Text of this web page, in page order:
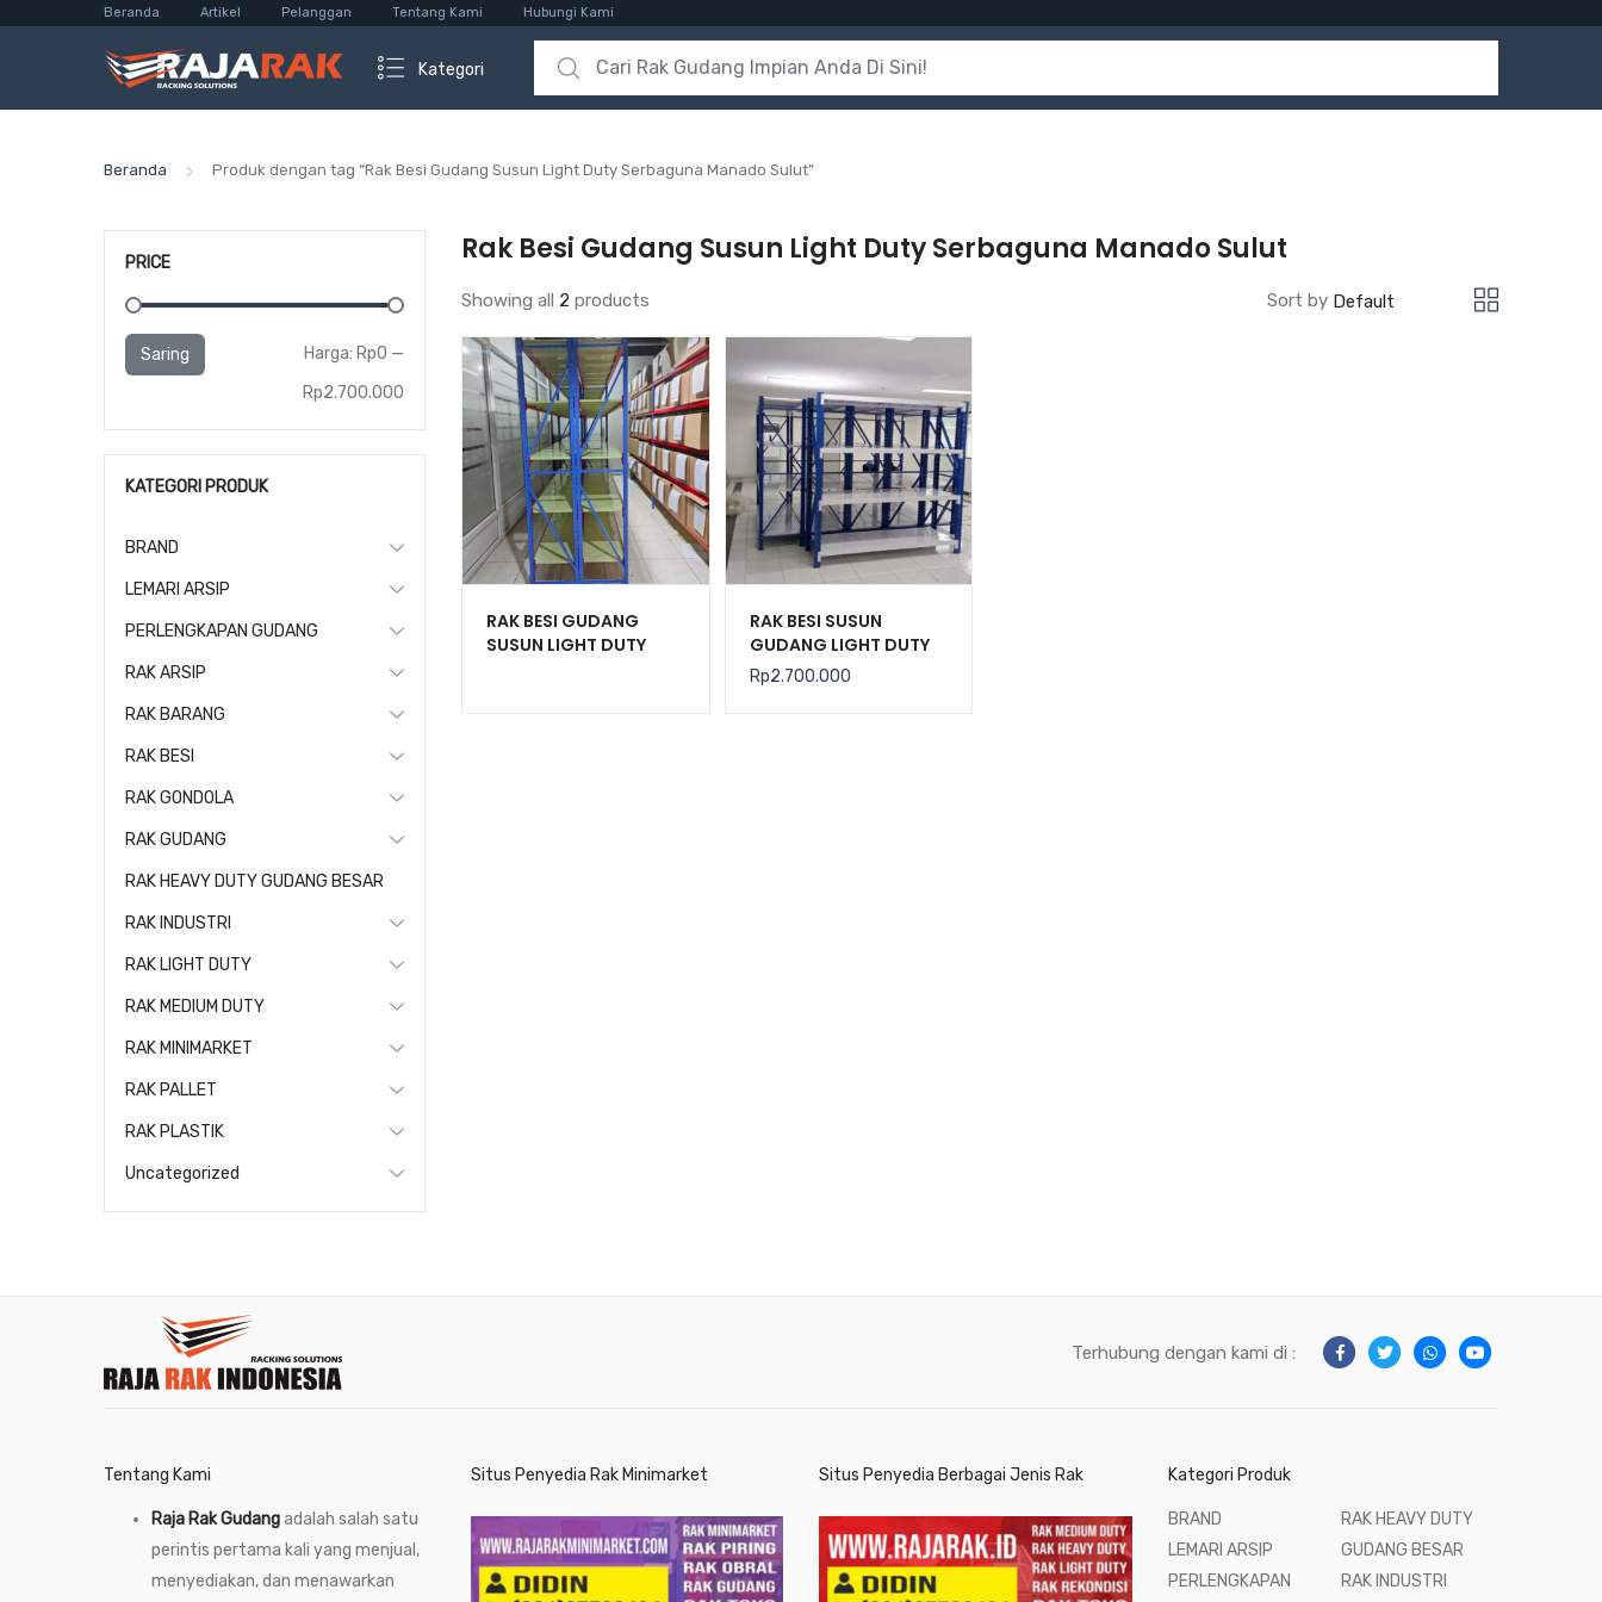
Beranda Artikel Pelanggan Tentang Kami Hubungi Kami
Kategori
Search for:
Beranda Produk dengan tag “Rak Besi Gudang Susun Light Duty Serbaguna Manado Sulut”
Rak Besi Gudang Susun Light Duty Serbaguna Manado Sulut
Showing all 2 products Sort by
RAK BESI GUDANG
SUSUN LIGHT DUTY
RAK BESI SUSUN
GUDANG LIGHT DUTY
TIPE JF-200, KEKUATAN
200 KG / LEVEL
Rp2.700.000
PRICE
Saring Harga: Rp0 —
Rp2.700.000
KATEGORI PRODUK
BRAND
LEMARI ARSIP
PERLENGKAPAN GUDANG
RAK ARSIP
RAK BARANG
RAK BESI
RAK GONDOLA
RAK GUDANG
RAK HEAVY DUTY GUDANG BESAR
RAK INDUSTRI
RAK LIGHT DUTY
RAK MEDIUM DUTY
RAK MINIMARKET
RAK PALLET
RAK PLASTIK
Uncategorized
Terhubung dengan kami di :
Tentang Kami
Raja Rak Gudangadalah salah satu
perintis pertama kali yang menjual,
menyediakan, dan menawarkan
Situs Penyedia Rak Minimarket Situs Penyedia Berbagai Jenis Rak Kategori Produk
BRAND
LEMARI ARSIP
PERLENGKAPAN
RAK HEAVY DUTY
GUDANG BESAR
RAK INDUSTRI